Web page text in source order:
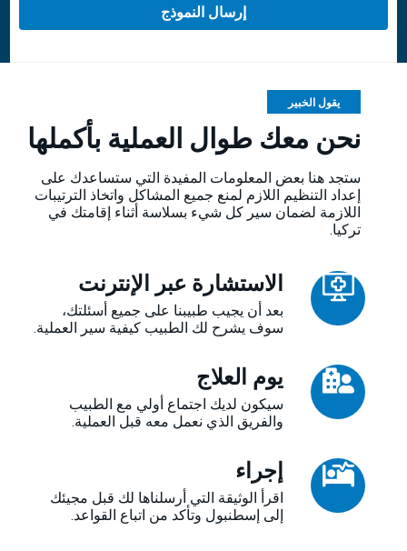
يقول الخبير
نحن معك طوال العملية بأكملها
ستجد هنا بعض المعلومات المفيدة التي ستساعدك على
إعداد التنظيم اللازم لمنع جميع المشاكل واتخاذ الترتيبات
اللازمة لضمان سير كل شيء بسلاسة أثناء إقامتك في
تركيا.
الاستشارة عبر الإنترنت
بعد أن يجيب طبيبنا على جميع أسئلتك،
سوف يشرح لك الطبيب كيفية سير العملية.
يوم العلاج
سيكون لديك اجتماع أولي مع الطبيب
والفريق الذي نعمل معه قبل العملية.
إجراء
اقرأ الوثيقة التي أرسلناها لك قبل مجيئك
إلى إسطنبول وتأكد من اتباع القواعد.